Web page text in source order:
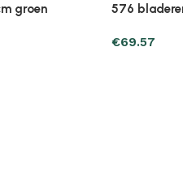
en rood
buxus 100
€71.53